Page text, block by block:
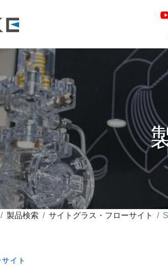
製品検索 サイトグラス・フローサイト
イト